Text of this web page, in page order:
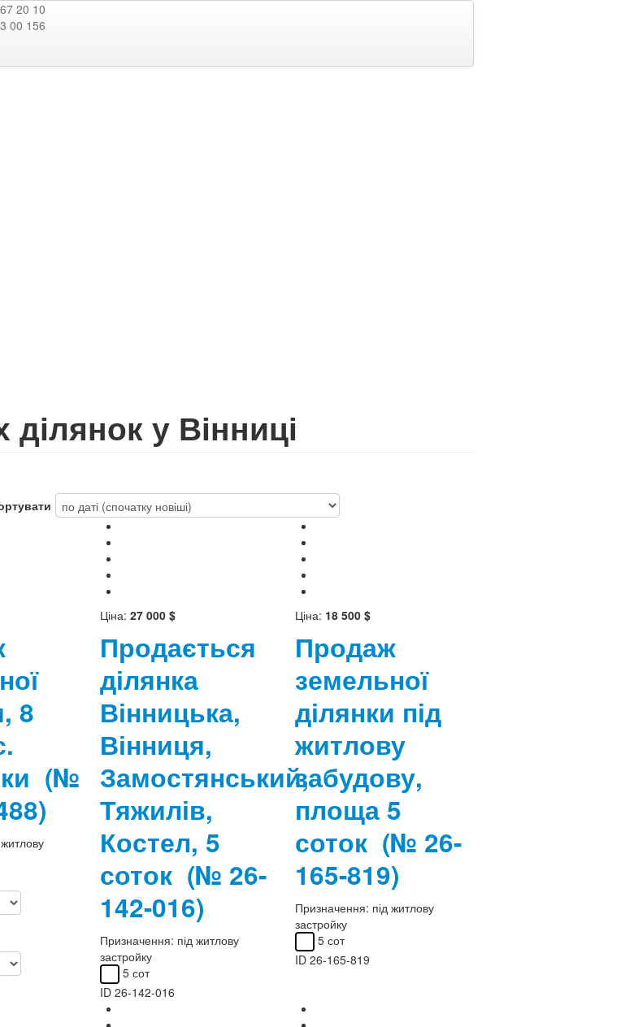
20 10
00 156
у Вінниці
8
(№
житлову
Ціна: 27 000 $
Продається
ділянка
Вінницька,
Вінниця,
Замостянський,
Тяжилів,
Костел, 5
соток (№ 26-
142-016)
Призначення: під житлову
застройку
5 сот
ID 26-142-016
Ціна: 18 500 $
Продаж
земельної
ділянки під
житлову
забудову,
площа 5
соток (№ 26-
165-819)
Призначення: під житлову
застройку
5 сот
ID 26-165-819